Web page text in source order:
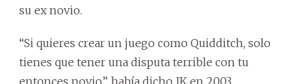
su ex novio.
“Si quieres crear un juego como Quidditch, solo
tienes que tener una disputa terrible con tu
entonces novio”, había dicho JK en 2003.